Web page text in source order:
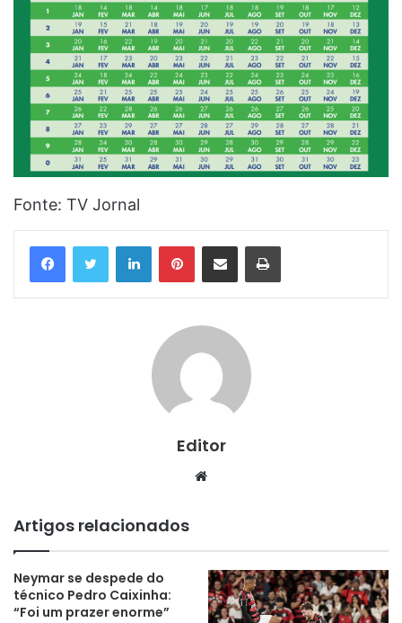
Fonte: TV Jornal
LinkedinPinterestCompartilhar via e-mail Imprimir
Editor
Website
Artigos relacionados
Neymar se despede do
técnico Pedro Caixinha:
“Foi um prazer enorme”